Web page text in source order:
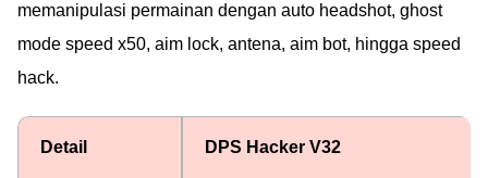
memanipulasi permainan dengan auto headshot, ghost
mode speed x50, aim lock, antena, aim bot, hingga speed
hack.
Detail DPS Hacker V32